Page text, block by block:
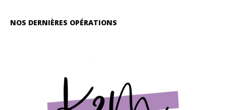
NOS DERNIÈRES OPÉRATIONS